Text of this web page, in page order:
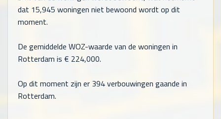
dat 15,945 woningen niet bewoond wordt op dit
moment.
De gemiddelde WOZ-waarde van de woningen in
Rotterdam is € 224,000.
Op dit moment zijn er 394 verbouwingen gaande in
Rotterdam.